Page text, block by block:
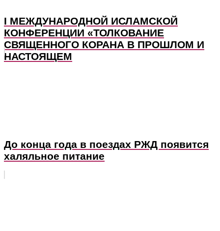
I МЕЖДУНАРОДНОЙ ИСЛАМСКОЙ
КОНФЕРЕНЦИИ «ТОЛКОВАНИЕ
СВЯЩЕННОГО КОРАНА В ПРОШЛОМ И
НАСТОЯЩЕМ
До конца года в поездах РЖД появится
халяльное питание